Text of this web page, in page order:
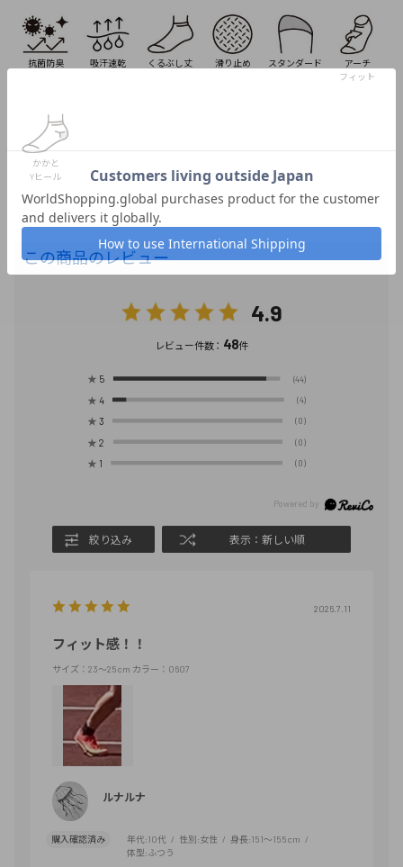
抗菌防臭 吸汗速乾 くるぶし丈 滑り止め スタンダード
アーチ
フィット
かかと
Yヒール
この商品のレビュー
4.9
レビュー件数： 48件
★ 5 (44)
★ 4 (4)
★ 3 (0)
★ 2 (0)
★ 1 (0)
絞り込み 表示：新しい順
2026.7.11
フィット感！！
サイズ：23～25cm カラー：0607
ルナルナ
購入確認済み 年代:10代 性別:女性 身長:151～155cm
体型:ふつう